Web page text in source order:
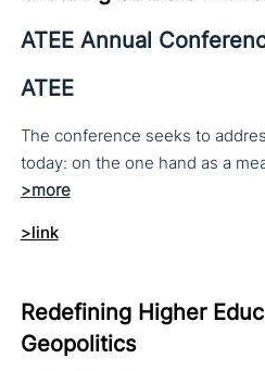
ATEE Annual
ATEE
The conference seeks to
>link
Redefining Higher
Geopolitics